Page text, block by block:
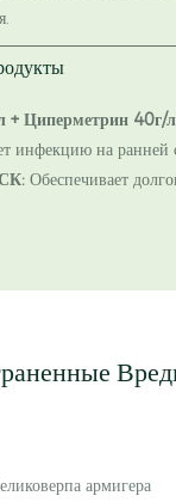
+ Циперметрин 40г/
инфекцию на ранней
Обеспечивает
армигера